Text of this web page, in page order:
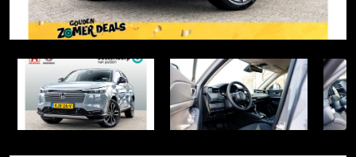
Item
43
Item
1